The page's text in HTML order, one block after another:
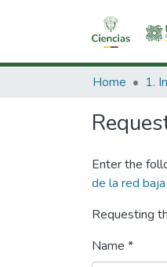
Home
Enter the
de la red
Requesting
Name *